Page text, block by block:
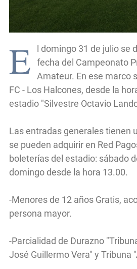
E
l domingo 31 de julio se
fecha del Campeonato
Amateur. En ese marco
FC - Los Halcones, desde la
estadio "Silvestre Octavio
Las entradas generales tienen
se pueden adquirir en Red
boleterías del estadio: sábado
domingo desde la hora 13.00.
-Menores de 12 años Gratis,
persona mayor.
-Parcialidad de Durazno
José Guillermo Vera" y Tribuna